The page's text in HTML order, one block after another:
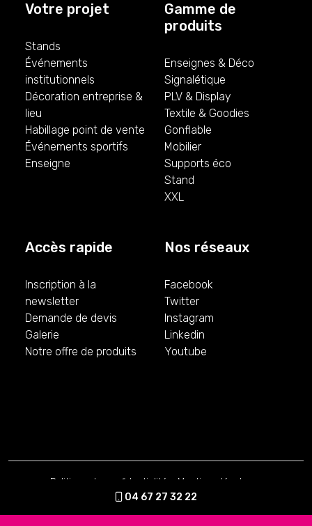
04 67 27 32 22
Votre projet
Stands
Événements
institutionnels
Décoration entreprise &
lieu
Habillage point de vente
Événements sportifs
Enseigne
Gamme de
produits
Enseignes & Déco
Signalétique
PLV & Display
Textile & Goodies
Gonflable
Mobilier
Supports éco
Stand
XXL
Accès rapide
Inscription à la
newsletter
Demande de devis
Galerie
Notre offre de produits
Nos réseaux
Facebook
Twitter
Instagram
Linkedin
Youtube
Politique de confidentialité Mentions légales
Conditions Générales de Vente